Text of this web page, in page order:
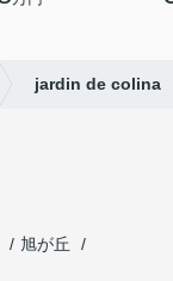
jardin de colina
旭が丘